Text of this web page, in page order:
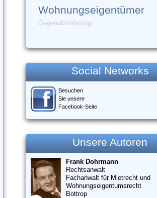
Wohnungseigentümer
Gegenabmahnung
Social Networks
Besuchen
Sie unsere
Facebook-Seite
Unsere Autoren
Frank Dohrmann
Rechtsanwalt
Fachanwalt für Mietrecht und
Wohnungseigentumsrecht
Bottrop